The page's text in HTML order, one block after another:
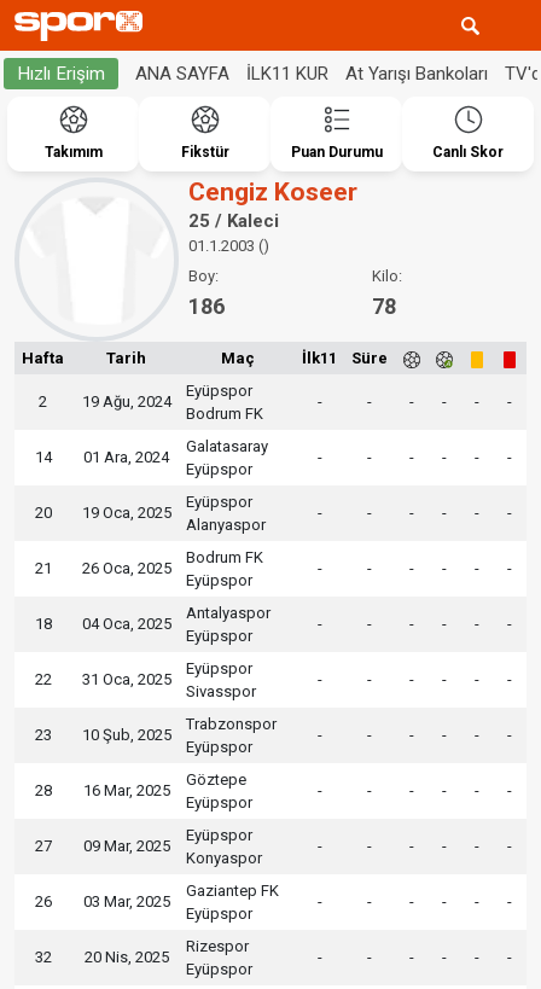
Hızlı Erişim ANA SAYFA İLK11 KUR At Yarışı Bankoları
Takımım Fikstür Puan Durumu Canlı Skor
Cengiz Koseer
25 / Kaleci
01.1.2003 ()
Boy:
186
Kilo:
78
Hafta Tarih Maç İlk11 Süre
2 19 Ağu, 2024
Eyüpspor
Bodrum FK
- - - - - -
14 01 Ara, 2024
Galatasaray
Eyüpspor
- - - - - -
20 19 Oca, 2025
Eyüpspor
Alanyaspor
- - - - - -
21 26 Oca, 2025
Bodrum FK
Eyüpspor
- - - - - -
18 04 Oca, 2025
Antalyaspor
Eyüpspor
- - - - - -
22 31 Oca, 2025
Eyüpspor
Sivasspor
- - - - - -
23 10 Şub, 2025
Trabzonspor
Eyüpspor
- - - - - -
28 16 Mar, 2025
Göztepe
Eyüpspor
- - - - - -
27 09 Mar, 2025
Eyüpspor
Konyaspor
- - - - - -
26 03 Mar, 2025
Gaziantep FK
Eyüpspor
- - - - - -
32 20 Nis, 2025
Rizespor
Eyüpspor
- - - - - -